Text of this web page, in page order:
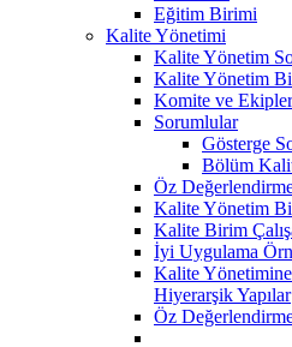
Eğitim Birimi
Kalite Yönetimi
Kalite Yönetim
Kalite Yönetim
Komite ve Ekipler
Sorumlular
Gösterge
Bölüm
Öz
Kalite Yönetim
Kalite Birim
İyi Uygulama
Kalite
Hiyerarşik Yapılar
Öz